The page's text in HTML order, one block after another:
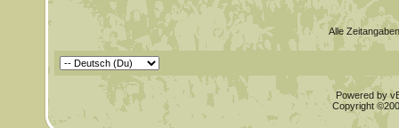
Alle
Powered by
Copyright